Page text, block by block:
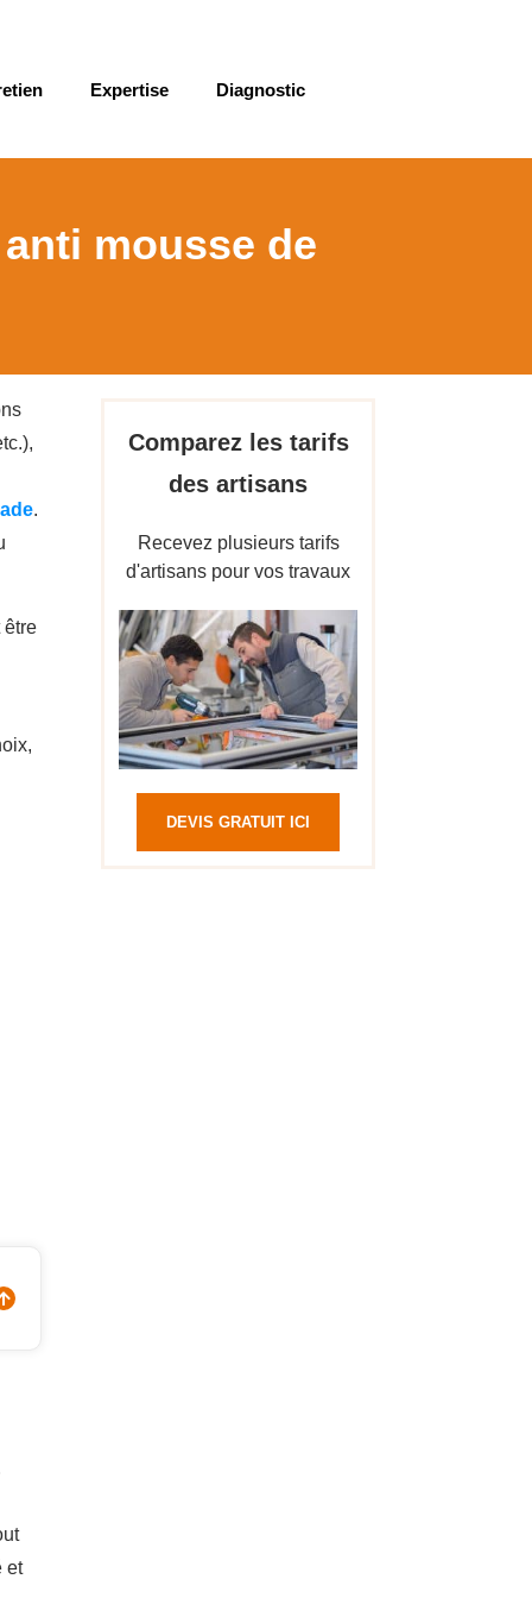
Expertise
Diagnostic
mousse de
.
être
et
Comparez les tarifs
des artisans
Recevez plusieurs tarifs
d'artisans pour vos travaux
DEVIS GRATUIT ICI